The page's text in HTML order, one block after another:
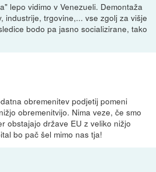
lepo vidimo v Venezueli. Demontaža
industrije, trgovine,... vse zgolj za višje
bodo pa jasno socializirane, tako
obremenitev podjetij pomeni
obremenitvijo. Nima veze, če smo
obstajajo države EU z veliko nižjo
bo pač šel mimo nas tja!